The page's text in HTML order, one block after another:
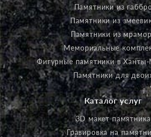
Памятники из
Памятники из
Памятники из
Мемориальные
Фигурные памятники в
Памятники для
Каталог услуг
3D макет памятника
Гравировка на